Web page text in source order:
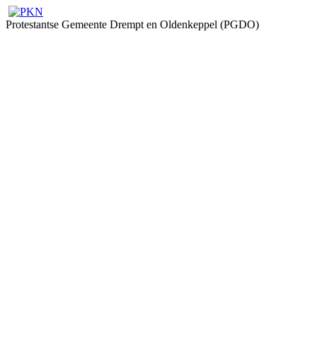
Protestantse Gemeente Drempt en Oldenkeppel (PGDO)